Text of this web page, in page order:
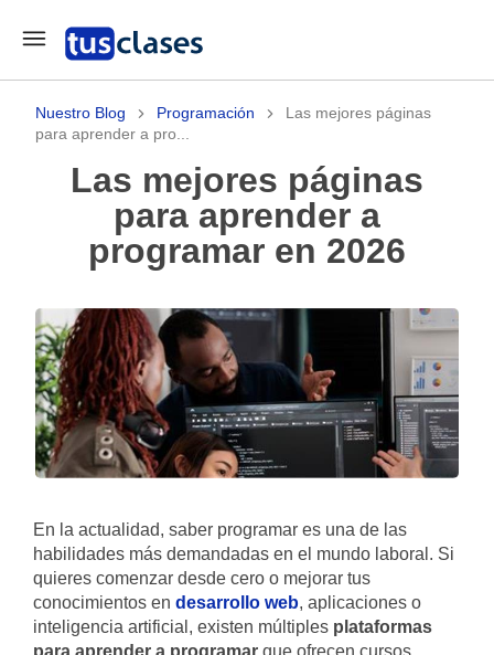
Nuestro Blog Programación
Las mejores páginas
para aprender a pro...
Las mejores páginas
para aprender a
programar en 2026
En la actualidad, saber programar es una de las
habilidades más demandadas en el mundo laboral. Si
quieres comenzar desde cero o mejorar tus
conocimientos en desarrollo web, aplicaciones o
inteligencia artificial, existen múltiples plataformas
para aprender a programar que ofrecen cursos